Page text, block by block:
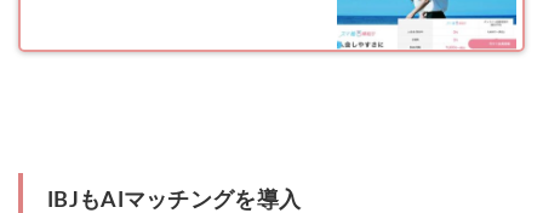
IBJもAIマッチングを導入